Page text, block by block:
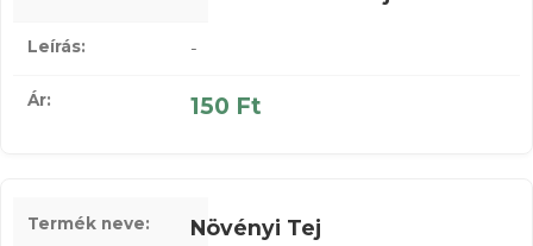
-
150 Ft
Növényi Tej